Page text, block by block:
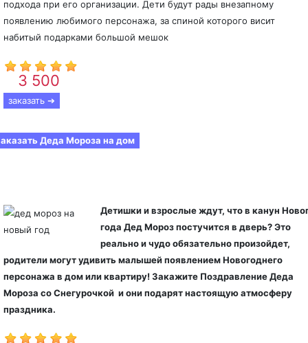
подхода при его организации. Дети будут рады внезапному
появлению любимого персонажа, за спиной которого висит
набитый подарками большой мешок
3 500
заказать ➔
Деда Мороза на дом
Детишки и взрослые ждут, что в канун
года Дед Мороз постучится в дверь? Это
реально и чудо обязательно произойдет,
родители могут удивить малышей появлением Новогоднего
персонажа в дом или квартиру! Закажите Поздравление Деда
Мороза со Снегурочкой и они подарят настоящую атмосферу
праздника.